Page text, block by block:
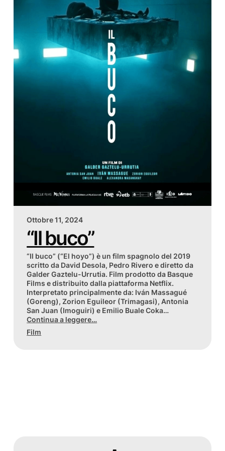
Ottobre 11, 2024
“Il buco”
“Il buco” (“El hoyo”) è un film spagnolo del 2019
scritto da David Desola, Pedro Rivero e diretto da
Galder Gaztelu-Urrutia. Film prodotto da Basque
Films e distribuito dalla piattaforma Netflix.
Interpretato principalmente da: Iván Massagué
(Goreng), Zorion Eguileor (Trimagasi), Antonia
San Juan (Imoguiri) e Emilio Buale Coka…
Continua a leggere…
Film